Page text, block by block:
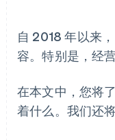
自 2018 年以来
容。特别是，经
在本文中，您将
着什么。我们还